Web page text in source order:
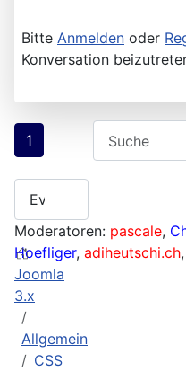
Bitte Anmelden oder
Konversation
1
Moderatoren: pascale,
Hoefliger, adiheutschi.ch,
Joomla
3.x
Allgemein
CSS